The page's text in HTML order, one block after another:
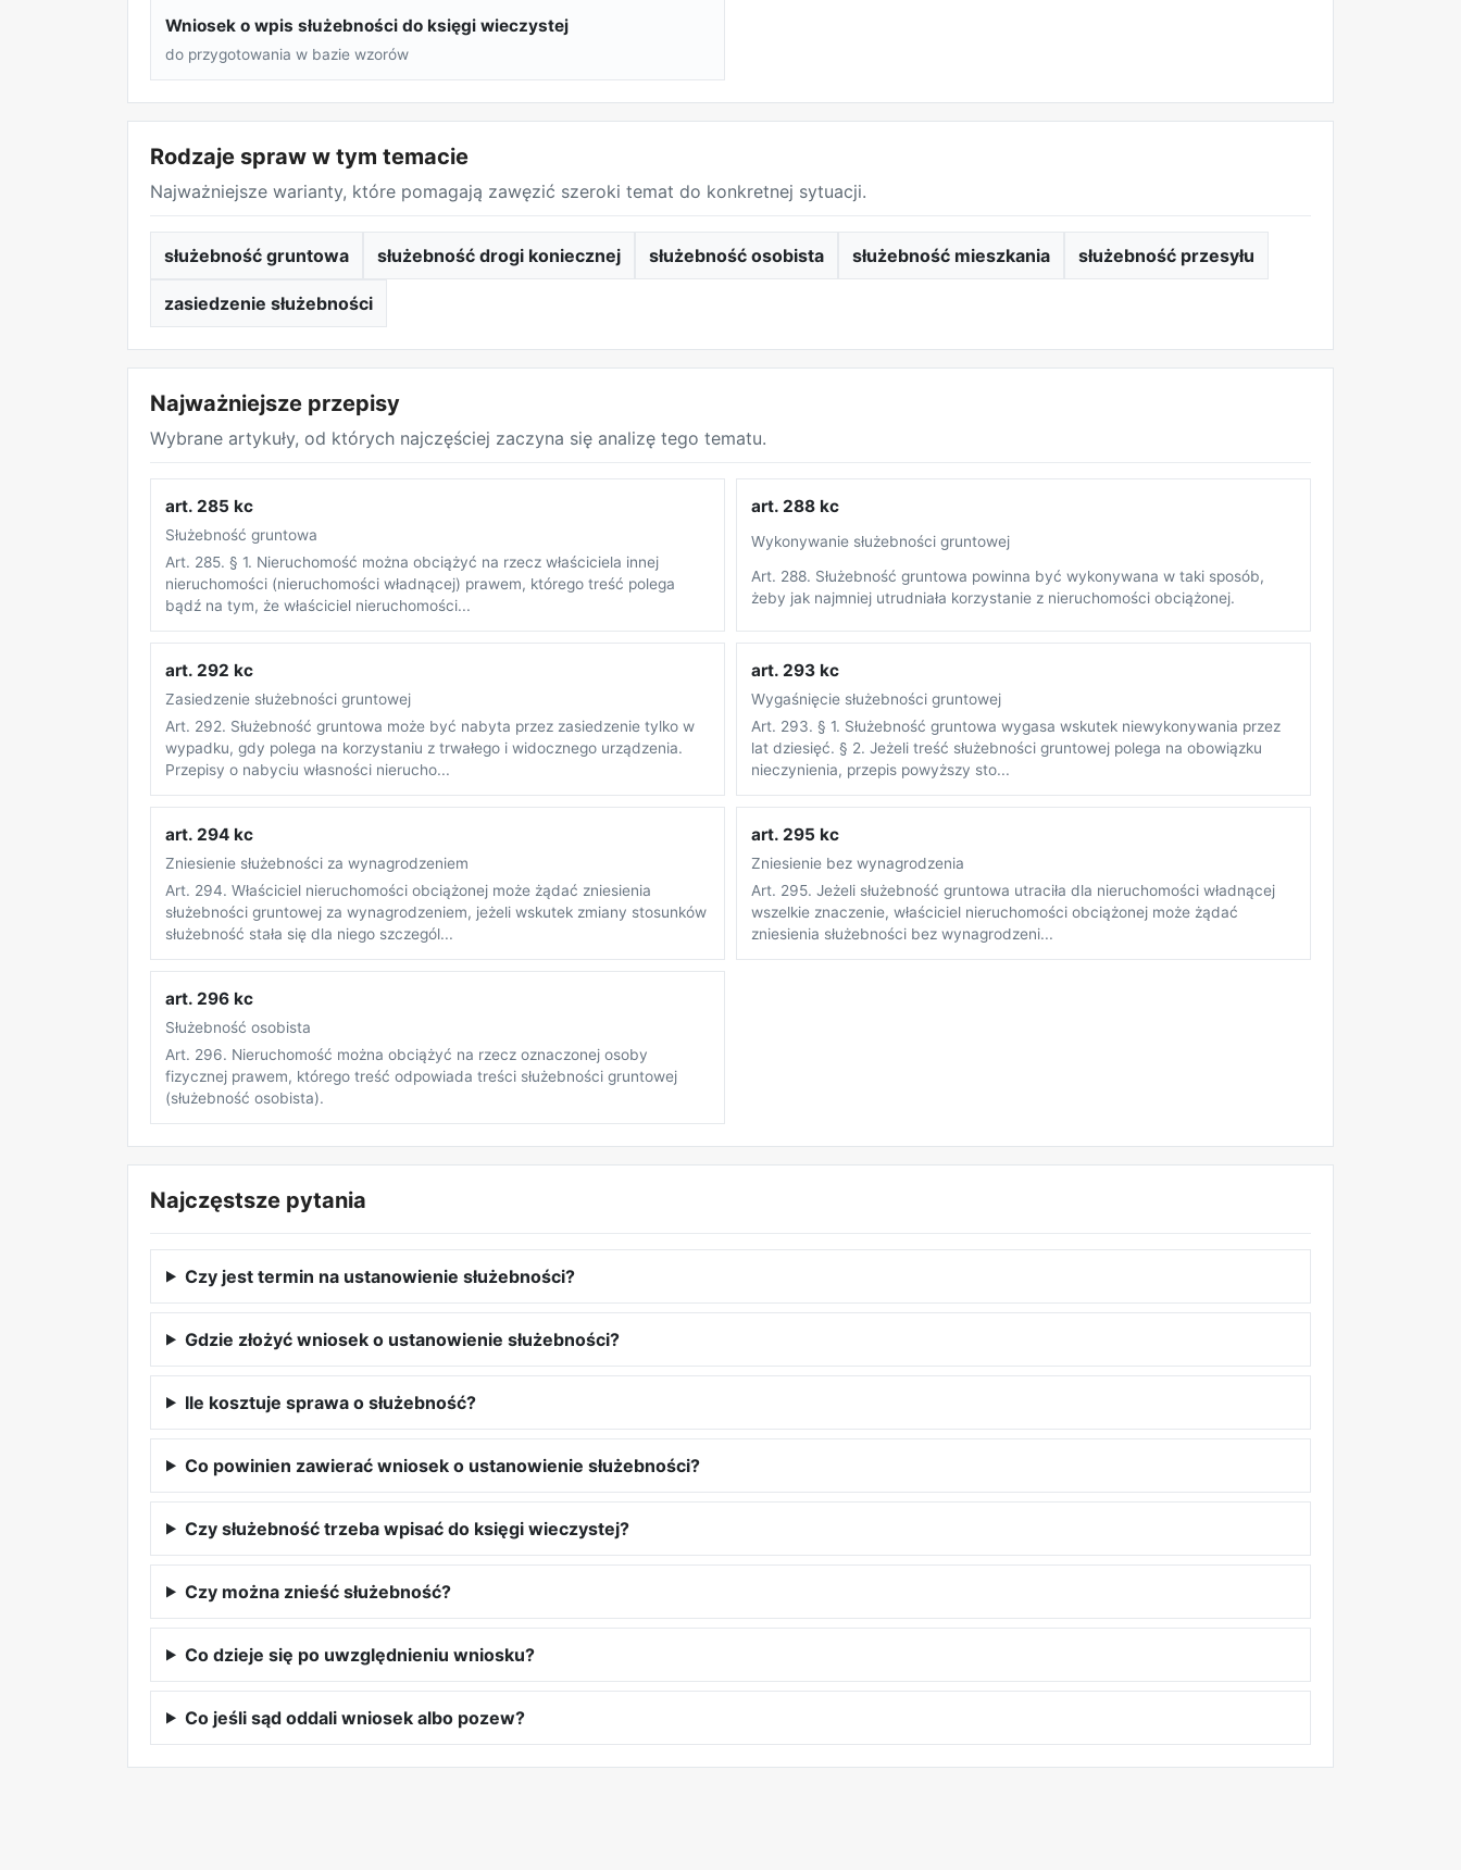
Wniosek o wpis służebności do księgi wieczystej
do przygotowania w bazie wzorów
Rodzaje spraw w tym temacie
Najważniejsze warianty, które pomagają zawęzić szeroki temat do konkretnej sytuacji.
służebność gruntowa służebność drogi koniecznej służebność osobista służebność mieszkania służebność przesyłu
zasiedzenie służebności
Najważniejsze przepisy
Wybrane artykuły, od których najczęściej zaczyna się analizę tego tematu.
art. 285 kc
Służebność gruntowa
Art. 285. § 1. Nieruchomość można obciążyć na rzecz właściciela innej
nieruchomości (nieruchomości władnącej) prawem, którego treść polega
bądź na tym, że właściciel nieruchomości...
art. 288 kc
Wykonywanie służebności gruntowej
Art. 288. Służebność gruntowa powinna być wykonywana w taki sposób,
żeby jak najmniej utrudniała korzystanie z nieruchomości obciążonej.
art. 292 kc
Zasiedzenie służebności gruntowej
Art. 292. Służebność gruntowa może być nabyta przez zasiedzenie tylko w
wypadku, gdy polega na korzystaniu z trwałego i widocznego urządzenia.
Przepisy o nabyciu własności nierucho...
art. 293 kc
Wygaśnięcie służebności gruntowej
Art. 293. § 1. Służebność gruntowa wygasa wskutek niewykonywania przez
lat dziesięć. § 2. Jeżeli treść służebności gruntowej polega na obowiązku
nieczynienia, przepis powyższy sto...
art. 294 kc
Zniesienie służebności za wynagrodzeniem
Art. 294. Właściciel nieruchomości obciążonej może żądać zniesienia
służebności gruntowej za wynagrodzeniem, jeżeli wskutek zmiany stosunków
służebność stała się dla niego szczegól...
art. 295 kc
Zniesienie bez wynagrodzenia
Art. 295. Jeżeli służebność gruntowa utraciła dla nieruchomości władnącej
wszelkie znaczenie, właściciel nieruchomości obciążonej może żądać
zniesienia służebności bez wynagrodzeni...
art. 296 kc
Służebność osobista
Art. 296. Nieruchomość można obciążyć na rzecz oznaczonej osoby
fizycznej prawem, którego treść odpowiada treści służebności gruntowej
(służebność osobista).
Najczęstsze pytania
Czy jest termin na ustanowienie służebności?
Gdzie złożyć wniosek o ustanowienie służebności?
Ile kosztuje sprawa o służebność?
Co powinien zawierać wniosek o ustanowienie służebności?
Czy służebność trzeba wpisać do księgi wieczystej?
Czy można znieść służebność?
Co dzieje się po uwzględnieniu wniosku?
Co jeśli sąd oddali wniosek albo pozew?